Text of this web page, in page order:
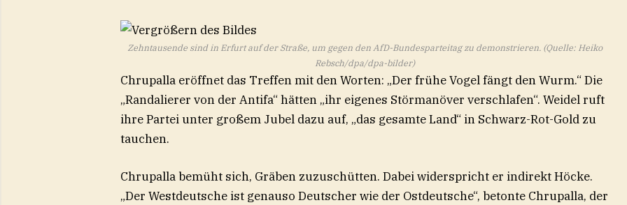
Zehntausende sind in Erfurt auf der Straße, um gegen den AfD-Bundesparteitag zu demonstrieren. (Quelle: Heiko
Rebsch/dpa/dpa-bilder)
Chrupalla eröffnet das Treffen mit den Worten: „Der frühe Vogel fängt den Wurm.“ Die
„Randalierer von der Antifa“ hätten „ihr eigenes Störmanöver verschlafen“. Weidel ruft
ihre Partei unter großem Jubel dazu auf, „das gesamte Land“ in Schwarz-Rot-Gold zu
tauchen.
Chrupalla bemüht sich, Gräben zuzuschütten. Dabei widerspricht er indirekt Höcke.
„Der Westdeutsche ist genauso Deutscher wie der Ostdeutsche“, betonte Chrupalla, der